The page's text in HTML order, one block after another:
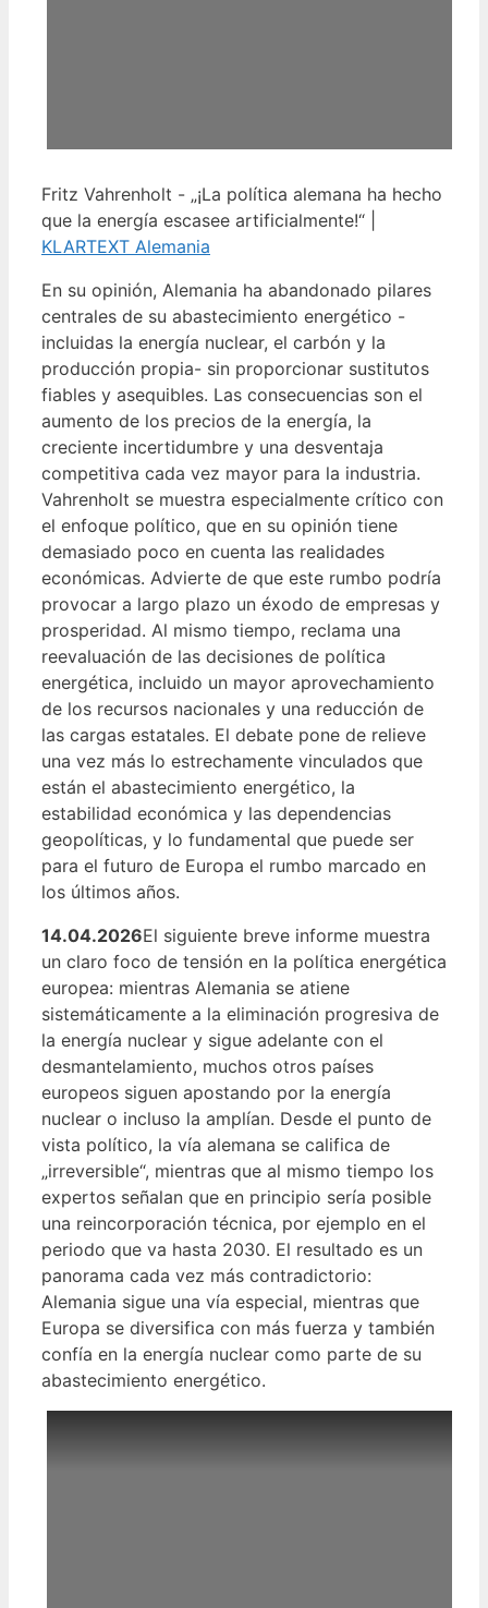
Fritz Vahrenholt - „¡La política alemana ha hecho
que la energía escasee artificialmente!“ |
KLARTEXT Alemania
En su opinión, Alemania ha abandonado pilares
centrales de su abastecimiento energético -
incluidas la energía nuclear, el carbón y la
producción propia- sin proporcionar sustitutos
fiables y asequibles. Las consecuencias son el
aumento de los precios de la energía, la
creciente incertidumbre y una desventaja
competitiva cada vez mayor para la industria.
Vahrenholt se muestra especialmente crítico con
el enfoque político, que en su opinión tiene
demasiado poco en cuenta las realidades
económicas. Advierte de que este rumbo podría
provocar a largo plazo un éxodo de empresas y
prosperidad. Al mismo tiempo, reclama una
reevaluación de las decisiones de política
energética, incluido un mayor aprovechamiento
de los recursos nacionales y una reducción de
las cargas estatales. El debate pone de relieve
una vez más lo estrechamente vinculados que
están el abastecimiento energético, la
estabilidad económica y las dependencias
geopolíticas, y lo fundamental que puede ser
para el futuro de Europa el rumbo marcado en
los últimos años.
14.04.2026El siguiente breve informe muestra
un claro foco de tensión en la política energética
europea: mientras Alemania se atiene
sistemáticamente a la eliminación progresiva de
la energía nuclear y sigue adelante con el
desmantelamiento, muchos otros países
europeos siguen apostando por la energía
nuclear o incluso la amplían. Desde el punto de
vista político, la vía alemana se califica de
„irreversible“, mientras que al mismo tiempo los
expertos señalan que en principio sería posible
una reincorporación técnica, por ejemplo en el
periodo que va hasta 2030. El resultado es un
panorama cada vez más contradictorio:
Alemania sigue una vía especial, mientras que
Europa se diversifica con más fuerza y también
confía en la energía nuclear como parte de su
abastecimiento energético.